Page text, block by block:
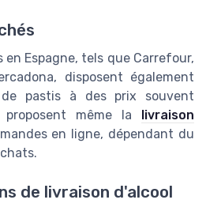
en Espagne, tels que Carrefour,
disposent également
pastis à des prix souvent
même la
livraison
en ligne, dépendant du
de livraison d'alcool